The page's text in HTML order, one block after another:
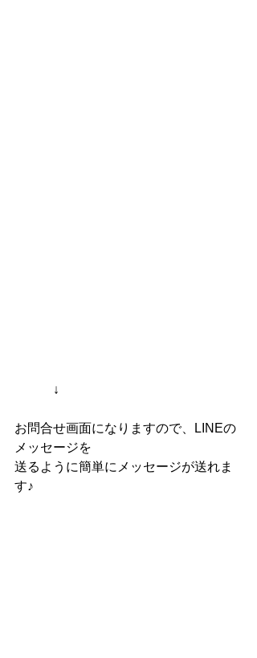
↓
お問合せ画面になりますので、LINEの
メッセージを
送るように簡単にメッセージが送れま
す♪